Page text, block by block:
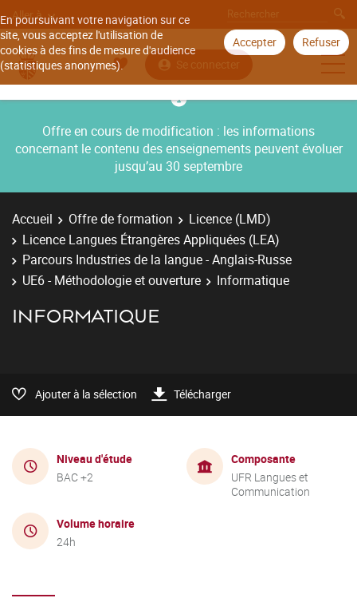
En poursuivant votre navigation sur ce
site, vous acceptez l'utilisation de
cookies à des fins de mesure d'audience
(statistiques anonymes).
Accepter Refuser
Aller à
Se connecter
Offre en cours de modification : les informations
concernant le contenu des enseignements peuvent évoluer
jusqu’au 30 septembre
Accueil Offre de formation
Licence (LMD)
Licence Langues Étrangères Appliquées (LEA)
Parcours Industries de la langue - Anglais-Russe
UE6 - Méthodologie et ouverture
Informatique
INFORMATIQUE
Ajouter à la sélection Télécharger
Niveau d'étude
BAC +2
Composante
UFR Langues et
Communication
Volume horaire
24h